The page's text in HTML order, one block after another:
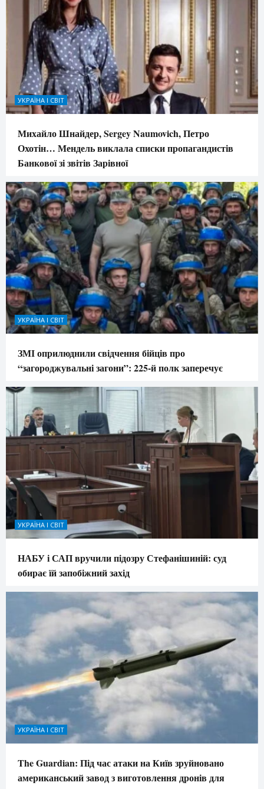
УКРАЇНА І СВІТ
Михайло Шнайдер, Sergey Naumovich, Петро
Охотін… Мендель виклала списки пропагандистів
Банкової зі звітів Зарівної
УКРАЇНА І СВІТ
ЗМІ оприлюднили свідчення бійців про
“загороджувальні загони”: 225-й полк заперечує
УКРАЇНА І СВІТ
НАБУ і САП вручили підозру Стефанішиній: суд
обирає їй запобіжний захід
УКРАЇНА І СВІТ
The Guardian: Під час атаки на Київ зруйновано
американський завод з виготовлення дронів для